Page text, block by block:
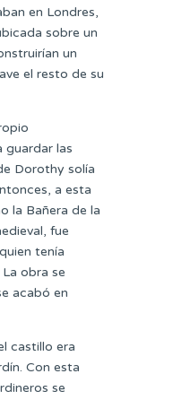
en Londres,
sobre un
un
el resto de su
guardar las
Dorothy solía
a esta
la Bañera de la
fue
tenía
obra se
acabó en
castillo era
Con esta
se